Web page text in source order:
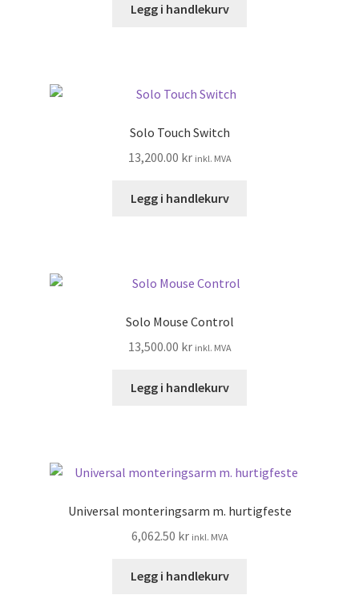
Legg i handlekurv
Solo Touch Switch
13,200.00 kr inkl. MVA
Legg i handlekurv
Solo Mouse Control
13,500.00 kr inkl. MVA
Legg i handlekurv
Universal monteringsarm m. hurtigfeste
6,062.50 kr inkl. MVA
Legg i handlekurv